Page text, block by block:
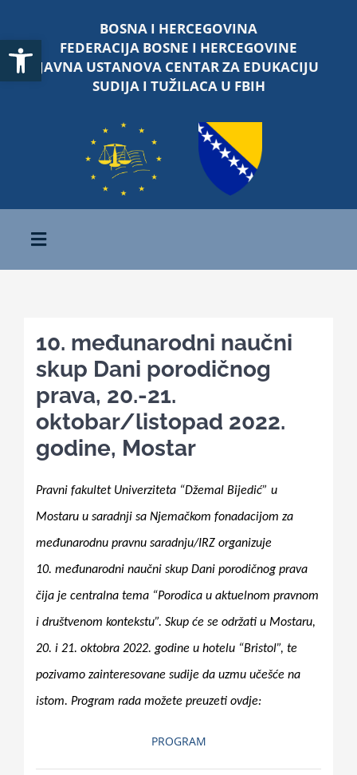
Open toolbar
content
BOSNA I HERCEGOVINA
FEDERACIJA BOSNE I HERCEGOVINE
JAVNA USTANOVA CENTAR ZA EDUKACIJU
SUDIJA I TUŽILACA U FBIH
Toggle
Navigation
O nama
Kalendar aktivnosti
Edukativni materijali
Publikacije
Projekti
Novosti
Kontakt
10. međunarodni naučni
skup Dani porodičnog
prava, 20.-21.
oktobar/listopad 2022.
godine, Mostar
Pravni fakultet Univerziteta “Džemal Bijedić” u
Mostaru u saradnji sa Njemačkom fonadacijom za
međunarodnu pravnu saradnju/IRZ organizuje
10. međunarodni naučni skup Dani porodičnog prava
čija je centralna tema “Porodica u aktuelnom pravnom
i društvenom kontekstu”. Skup će se održati u Mostaru,
20. i 21. oktobra 2022. godine u hotelu “Bristol”, te
pozivamo zainteresovane sudije da uzmu učešće na
istom. Program rada možete preuzeti ovdje:
PROGRAM